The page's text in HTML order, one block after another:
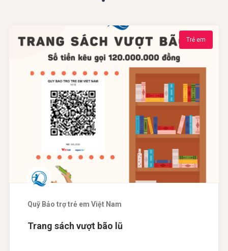
Trẻ em
Quỹ Bảo trợ trẻ em Việt Nam
Trang sách vượt bão lũ